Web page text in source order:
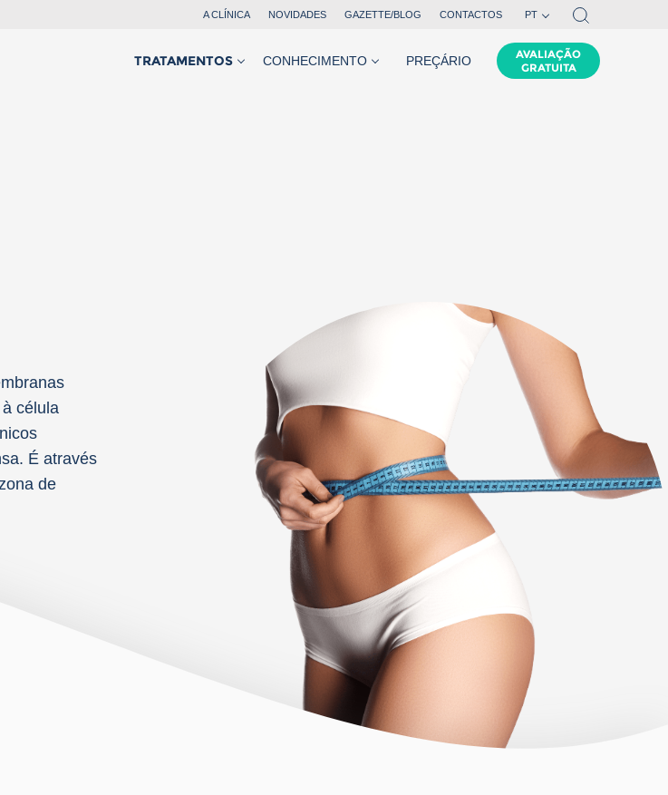
A CLÍNICA NOVIDADES GAZETTE/BLOG CONTACTOS PT
EN
FR
TRATAMENTOS CONHECIMENTO PREÇÁRIO
AVALIAÇÃO
GRATUITA
célula
É através
de